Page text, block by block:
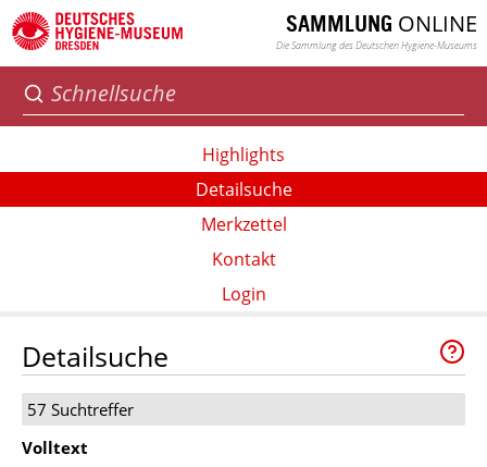
SAMMLUNG ONLINE
Die Sammlung des Deutschen Hygiene-Museums
Highlights
Detailsuche
Merkzettel
Kontakt
Login
Detailsuche
57 Suchtreffer
Volltext